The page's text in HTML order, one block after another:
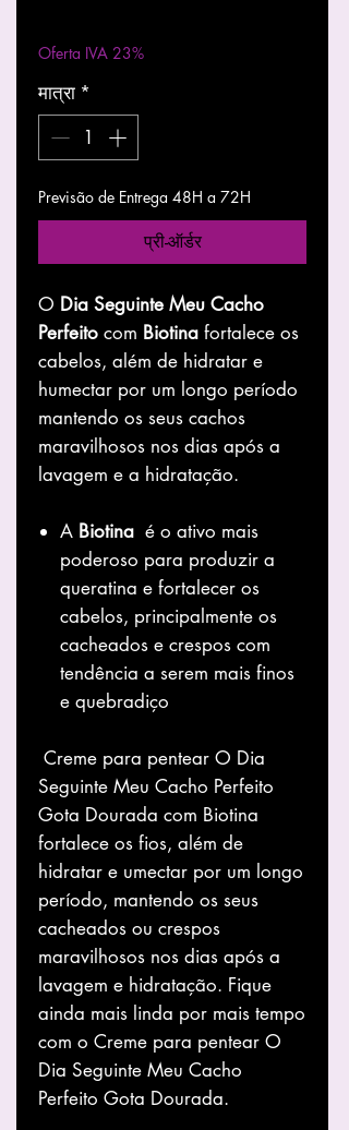
Oferta IVA 23%
मात्रा *
Previsão de Entrega 48H a 72H
प्री-ऑर्डर
O Dia Seguinte Meu Cacho
Perfeito com Biotina fortalece os
cabelos, além de hidratar e
humectar por um longo período
mantendo os seus cachos
maravilhosos nos dias após a
lavagem e a hidratação.
A Biotina é o ativo mais
poderoso para produzir a
queratina e fortalecer os
cabelos, principalmente os
cacheados e crespos com
tendência a serem mais finos
e quebradiço
Creme para pentear O Dia
Seguinte Meu Cacho Perfeito
Gota Dourada com Biotina
fortalece os fios, além de
hidratar e umectar por um longo
período, mantendo os seus
cacheados ou crespos
maravilhosos nos dias após a
lavagem e hidratação. Fique
ainda mais linda por mais tempo
com o Creme para pentear O
Dia Seguinte Meu Cacho
Perfeito Gota Dourada.